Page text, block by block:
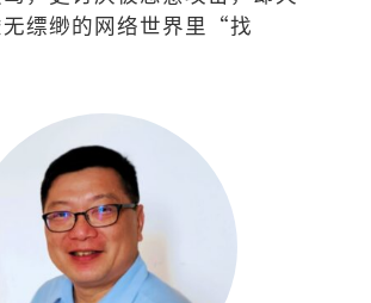
缥缈的网络世界里“找